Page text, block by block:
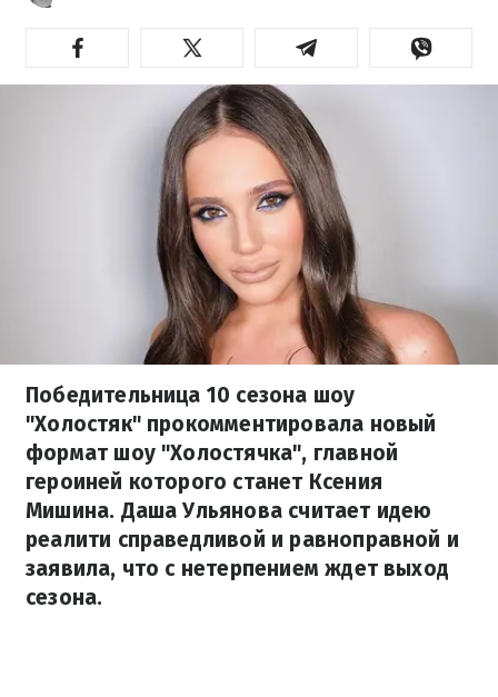
Победительница 10 сезона шоу
"Холостяк" прокомментировала новый
формат шоу "Холостячка", главной
героиней которого станет Ксения
Мишина. Даша Ульянова считает идею
реалити справедливой и равноправной и
заявила, что с нетерпением ждет выход
сезона.